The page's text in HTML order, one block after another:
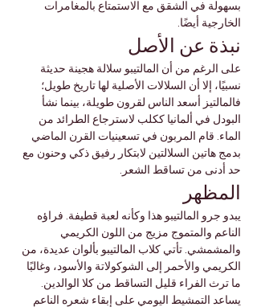
بسهولة في الشقق مع الاستمتاع بالمغامرات
الخارجية أيضًا.
نبذة عن الأصل
على الرغم من أن المالتيبو سلالة هجينة حديثة
نسبيًا، إلا أن السلالات الأصلية لها تاريخ طويل؛
فالمالتيز أسعد الناس لقرون طويلة، بينما نشأ
البودل في ألمانيا ككلب لاسترجاع الطرائد من
الماء. قام المربون في تسعينيات القرن الماضي
بدمج هاتين السلالتين لابتكار رفيق ذكي وحنون مع
حد أدنى من تساقط الشعر.
المظهر
يبدو جرو المالتيبو هذا وكأنه لعبة قطيفة. فراؤه
الناعم والمتموج مزيج من اللون الكريمي
والمشمشي. تأتي كلاب المالتيبو بألوان عديدة، من
الكريمي والأحمر إلى الشوكولاتة والأسود، وغالبًا
ما ترث الفراء قليل التساقط من كلا الوالدين.
يساعد التمشيط اليومي على إبقاء شعره الناعم